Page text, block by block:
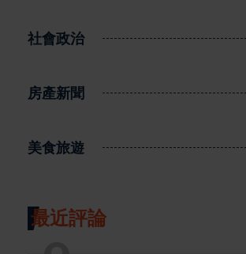
社會政治
房產新聞
美食旅遊
最近評論